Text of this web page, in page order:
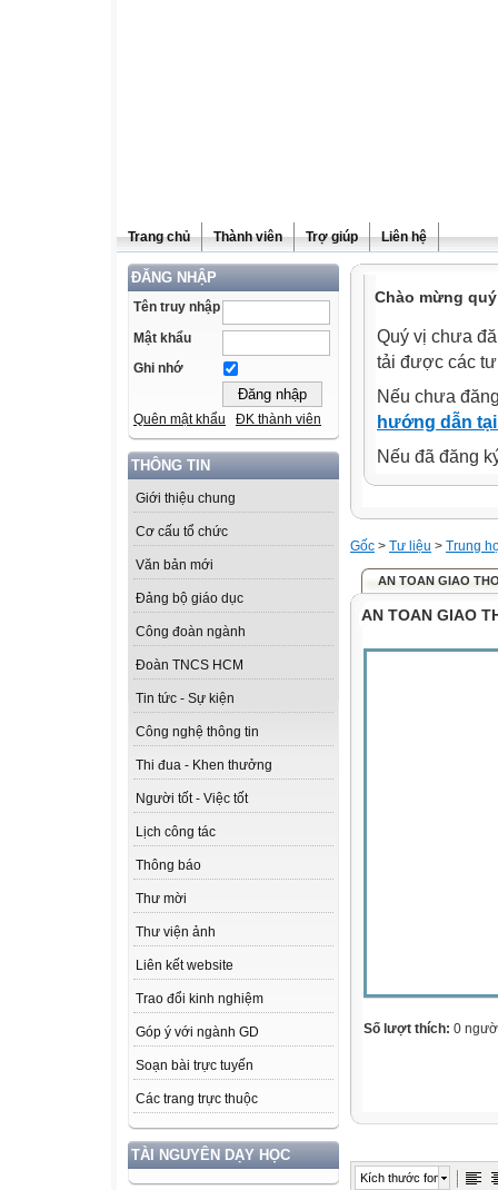
Trang chủ Thành viên Trợ giúp Liên hệ
ĐĂNG NHẬP
Tên truy nhập
Mật khẩu
Ghi nhớ
Quên mật khẩu ĐK thành viên
THÔNG TIN
Giới thiệu chung
Cơ cấu tổ chức
Văn bản mới
Đảng bộ giáo dục
Công đoàn ngành
Đoàn TNCS HCM
Tin tức - Sự kiện
Công nghệ thông tin
Thi đua - Khen thưởng
Người tốt - Việc tốt
Lịch công tác
Thông báo
Thư mời
Thư viện ảnh
Liên kết website
Trao đổi kinh nghiệm
Góp ý với ngành GD
Soạn bài trực tuyến
Các trang trực thuộc
TÀI NGUYÊN DẠY HỌC
Chào mừng
Quý vị chưa
tải được các
Nếu chưa
hướng dẫn
Nếu đã đăng
Gốc > Tư liệu > Trung
AN TOAN GIAO
AN TOAN GIAO
Số lượt thích: 0
Kích thước font